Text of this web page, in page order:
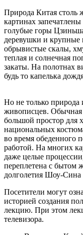
Природа Китая столь
картинах
голубые горы
деревушки и крупные
обрывистые скалы,
теплая и солнечная
закаты. На полотнах
будь то капелька
Но не только природа
живописцев. Обычная
большой простор для
национальных
во время обеденного
работой. На многих
даже целые
переплетена с бытом
долголетия Шоу-Сина
Посетители могут
историей создания
лекцию. При этом
телевизора.